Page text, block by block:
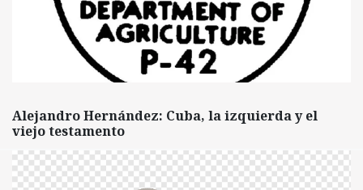
Alejandro Hernández: Cuba, la izquierda y el
viejo testamento